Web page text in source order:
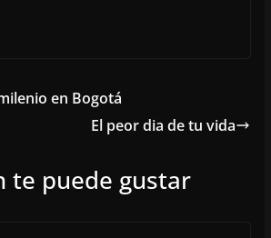
en Bogotá
El peor dia de tu vida
te puede gustar